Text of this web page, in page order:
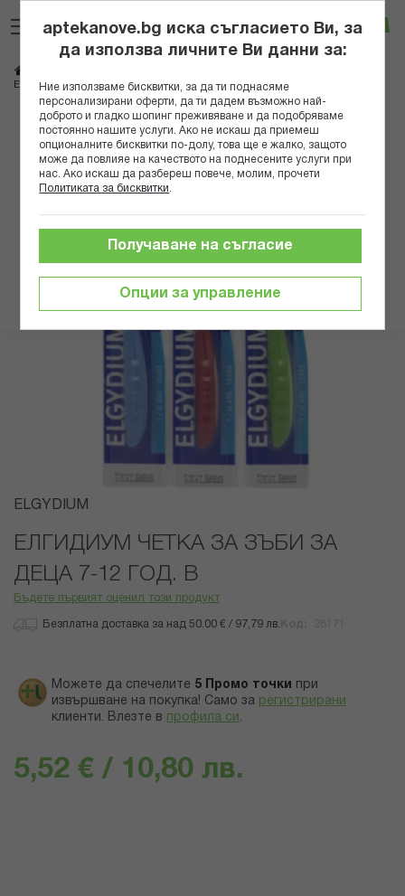
към
съдържанието
Вход
ЕЛГИДИУМ ЧЕТКА ЗА ЗЪБИ ЗА ДЕЦА 7-12 ГОД. B
Преминете
края
Преминете
началото
галерия
със
ELGYDIUM
ЕЛГИДИУМ ЧЕТКА ЗА ЗЪБИ ЗА
ДЕЦА 7-12 ГОД. B
Бъдете първият оценил този продукт
Безплатна доставка за над 50.00 € / 97,79 лв.
Можете да спечелите 5 Промо точки
при
извършване на покупка! Само за регистрирани
клиенти. Влезте в профила си .
5,52 € / 10,80 лв.
aptekanove.bg иска съгласието Ви, за
да използва личните Ви данни за:
Ние използваме бисквитки, за да ти поднасяме
персонализирани оферти, да ти дадем възможно най-
доброто и гладко шопинг преживяване и да подобряваме
постоянно нашите услуги. Ако не искаш да приемеш
опционалните бисквитки по-долу, това ще е жалко, защото
може да повлияе на качеството на поднесените услуги при
нас. Ако искаш да разбереш повече, молим, прочети
Политиката за бисквитки
Опции за управление
Получаване на съгласие